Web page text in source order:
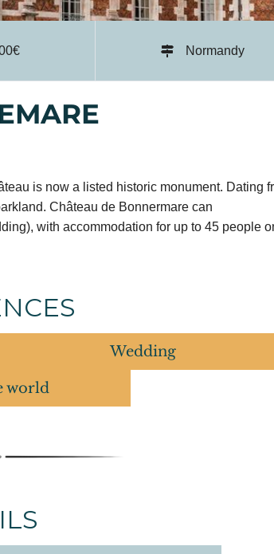
Normandy
is now a listed historic monument. Dating
Château de Bonnermare can
with accommodation for up to 45 people
Wedding
world